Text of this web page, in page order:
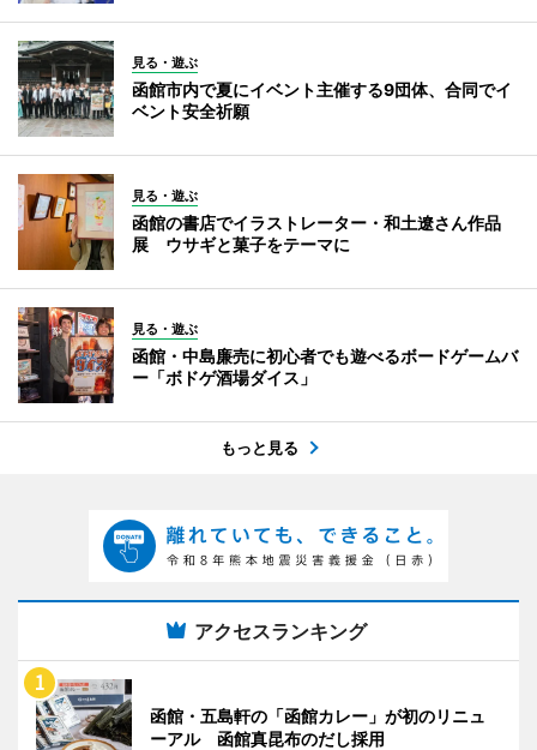
見る・遊ぶ
函館市内で夏にイベント主催する9団体、合同でイ
ベント安全祈願
見る・遊ぶ
函館の書店でイラストレーター・和土遼さん作品
展 ウサギと菓子をテーマに
見る・遊ぶ
函館・中島廉売に初心者でも遊べるボードゲームバ
ー「ボドゲ酒場ダイス」
もっと見る
アクセスランキング
函館・五島軒の「函館カレー」が初のリニュ
ーアル 函館真昆布のだし採用